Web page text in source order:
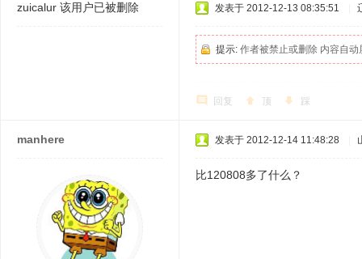
zuicalur 该用户已被删除 发表于 2012-12-13 08:35:51
提示: 作者被禁止或删除 内容自动
回复 顶 踩
manhere 发表于 2012-12-14 11:48:28
比120808多了什么？